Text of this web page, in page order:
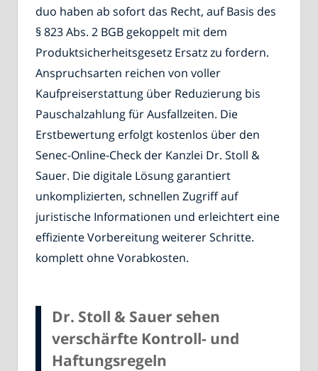
duo haben ab sofort das Recht, auf Basis des
§ 823 Abs. 2 BGB gekoppelt mit dem
Produktsicherheitsgesetz Ersatz zu fordern.
Anspruchsarten reichen von voller
Kaufpreiserstattung über Reduzierung bis
Pauschalzahlung für Ausfallzeiten. Die
Erstbewertung erfolgt kostenlos über den
Senec-Online-Check der Kanzlei Dr. Stoll &
Sauer. Die digitale Lösung garantiert
unkomplizierten, schnellen Zugriff auf
juristische Informationen und erleichtert eine
effiziente Vorbereitung weiterer Schritte.
komplett ohne Vorabkosten.
Dr. Stoll & Sauer sehen
verschärfte Kontroll- und
Haftungsregeln